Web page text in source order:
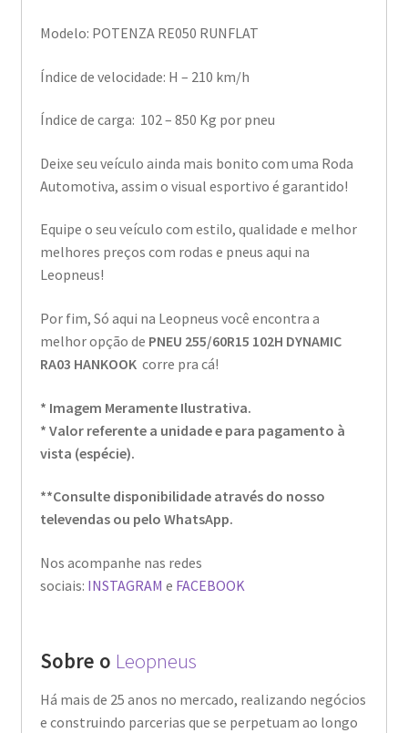
Modelo: POTENZA RE050 RUNFLAT
Índice de velocidade: H – 210 km/h
Índice de carga: 102 – 850 Kg por pneu
Deixe seu veículo ainda mais bonito com uma Roda
Automotiva, assim o visual esportivo é garantido!
Equipe o seu veículo com estilo, qualidade e melhor
melhores preços com rodas e pneus aqui na
Leopneus!
Por fim, Só aqui na Leopneus você encontra a
melhor opção de PNEU 255/60R15 102H DYNAMIC
RA03 HANKOOKcorre pra cá!
* Imagem Meramente Ilustrativa.
* Valor referente a unidade e para pagamento à
vista (espécie).
**Consulte disponibilidade através do nosso
televendas ou pelo WhatsApp.
Nos acompanhe nas redes
sociais: INSTAGRAM e FACEBOOK
Sobre o Leopneus
Há mais de 25 anos no mercado, realizando negócios
e construindo parcerias que se perpetuam ao longo